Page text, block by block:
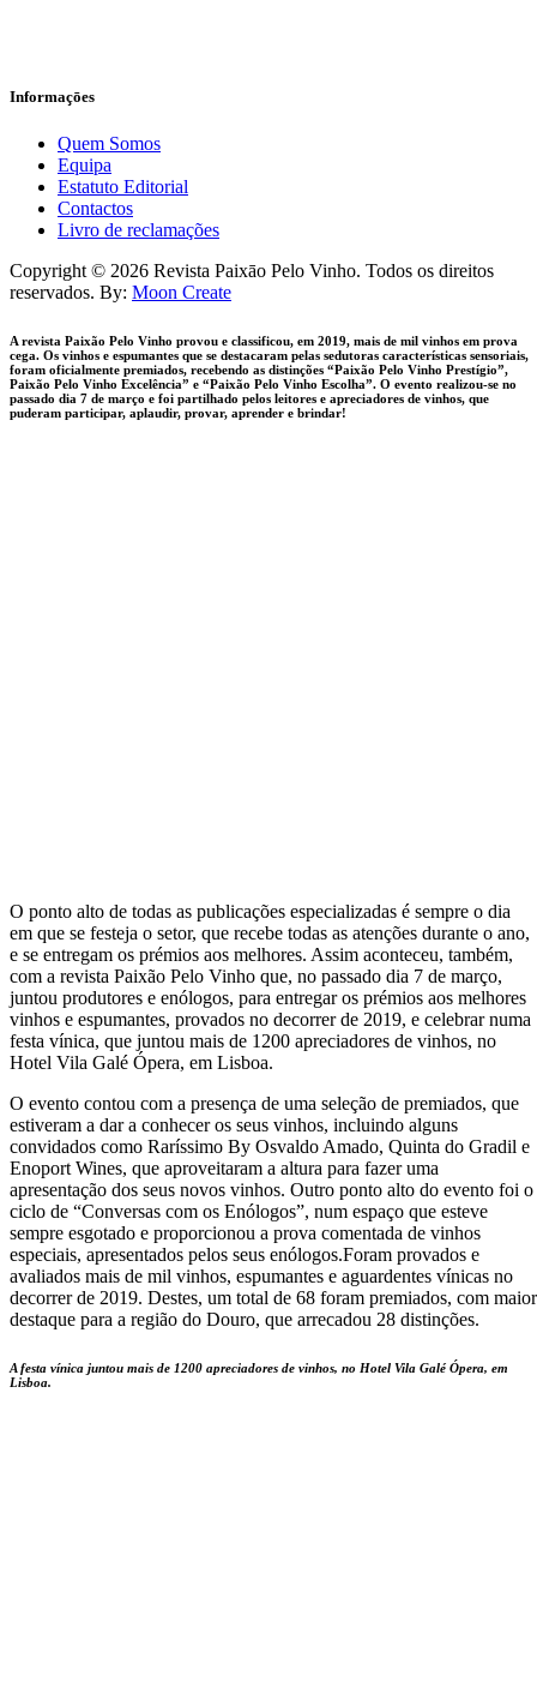
Informaçōes
Quem Somos
Equipa
Estatuto Editorial
Contactos
Livro de reclamações
facebook-
1
instagram
Copyright © 2026 Revista Paixāo Pelo Vinho. Todos os direitos
reservados. By: Moon Create
A revista Paixão Pelo Vinho provou e classificou, em 2019, mais de mil vinhos em prova
cega. Os vinhos e espumantes que se destacaram pelas sedutoras características sensoriais,
foram oficialmente premiados, recebendo as distinções “Paixão Pelo Vinho Prestígio”,
Paixão Pelo Vinho Excelência” e “Paixão Pelo Vinho Escolha”. O evento realizou-se no
passado dia 7 de março e foi partilhado pelos leitores e apreciadores de vinhos, que
puderam participar, aplaudir, provar, aprender e brindar!
O ponto alto de todas as publicações especializadas é sempre o dia
em que se festeja o setor, que recebe todas as atenções durante o ano,
e se entregam os prémios aos melhores. Assim aconteceu, também,
com a revista Paixão Pelo Vinho que, no passado dia 7 de março,
juntou produtores e enólogos, para entregar os prémios aos melhores
vinhos e espumantes, provados no decorrer de 2019, e celebrar numa
festa vínica, que juntou mais de 1200 apreciadores de vinhos, no
Hotel Vila Galé Ópera, em Lisboa.
O evento contou com a presença de uma seleção de premiados, que
estiveram a dar a conhecer os seus vinhos, incluindo alguns
convidados como Raríssimo By Osvaldo Amado, Quinta do Gradil e
Enoport Wines, que aproveitaram a altura para fazer uma
apresentação dos seus novos vinhos. Outro ponto alto do evento foi o
ciclo de “Conversas com os Enólogos”, num espaço que esteve
sempre esgotado e proporcionou a prova comentada de vinhos
especiais, apresentados pelos seus enólogos.Foram provados e
avaliados mais de mil vinhos, espumantes e aguardentes vínicas no
decorrer de 2019. Destes, um total de 68 foram premiados, com maior
destaque para a região do Douro, que arrecadou 28 distinções.
A festa vínica juntou mais de 1200 apreciadores de vinhos, no Hotel Vila Galé Ópera, em
Lisboa.